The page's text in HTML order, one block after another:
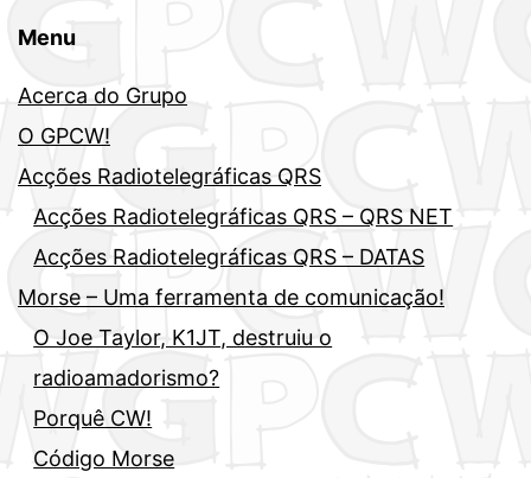
Menu
Acerca do Grupo
O GPCW!
Acções Radiotelegráficas QRS
Acções Radiotelegráficas QRS – QRS NET
Acções Radiotelegráficas QRS – DATAS
Morse – Uma ferramenta de comunicação!
O Joe Taylor, K1JT, destruiu o
radioamadorismo?
Porquê CW!
Código Morse